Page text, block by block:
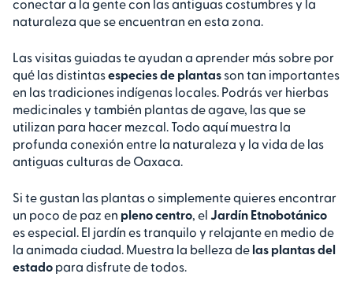
conectar a la gente con las antiguas costumbres y la
naturaleza que se encuentran en esta zona.
Las visitas guiadas te ayudan a aprender más sobre por
qué las distintasespecies de plantas son tan importantes
en las tradiciones indígenas locales. Podrás ver hierbas
medicinales y también plantas de agave, las que se
utilizan para hacer mezcal. Todo aquí muestra la
profunda conexión entre la naturaleza y la vida de las
antiguas culturas de Oaxaca.
Si te gustan las plantas o simplemente quieres encontrar
un poco de paz en pleno centro, el Jardín Etnobotánico
es especial. El jardín es tranquilo y relajante en medio de
la animada ciudad. Muestra la belleza de las plantas del
estado para disfrute de todos.